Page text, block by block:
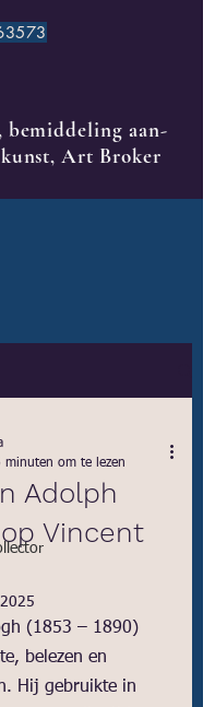
bemiddeling aan-
Art Broker
Adolph
Vincent
minuten om te lezen
(1853 – 1890)
belezen en
Hij gebruikte in